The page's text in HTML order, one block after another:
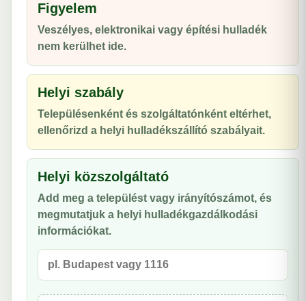
Figyelem
Veszélyes, elektronikai vagy építési hulladék
nem kerülhet ide.
Helyi szabály
Településenként és szolgáltatónként eltérhet,
ellenőrizd a helyi hulladékszállító szabályait.
Helyi közszolgáltató
Add meg a települést vagy irányítószámot, és
megmutatjuk a helyi hulladékgazdálkodási
információkat.